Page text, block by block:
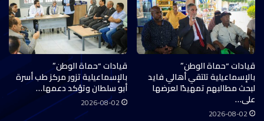
قيادات “حماة الوطن”
بالإسماعيلية تلتقي أهالي فايد
لبحث مطالبهم تمهيدًا لعرضها
على…
2026-08-02
قيادات “حماة الوطن”
بالإسماعيلية تزور مركز طب أسرة
أبو سلطان وتؤكد دعمها…
2026-08-02